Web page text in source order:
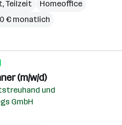
Teilzeit
Homeoffice
€ monatlich
(m/w/d)
und
GmbH